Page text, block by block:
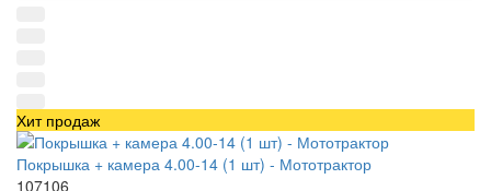
Хит продаж
Покрышка + камера 4.00-14 (1 шт) - Мототрактор
107106